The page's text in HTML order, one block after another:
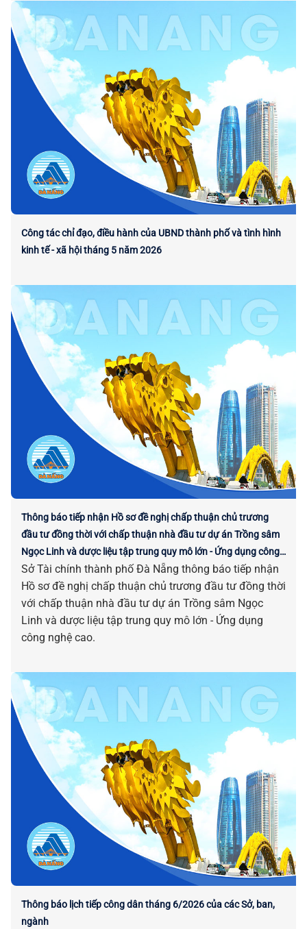
Công tác chỉ đạo, điều hành của UBND thành phố và tình hình
kinh tế - xã hội tháng 5 năm 2026
Thông báo tiếp nhận Hồ sơ đề nghị chấp thuận chủ trương
đầu tư đồng thời với chấp thuận nhà đầu tư dự án Trồng sâm
Ngọc Linh và dược liệu tập trung quy mô lớn - Ứng dụng công
nghệ cao
Sở Tài chính thành phố Đà Nẵng thông báo tiếp nhận
Hồ sơ đề nghị chấp thuận chủ trương đầu tư đồng thời
với chấp thuận nhà đầu tư dự án Trồng sâm Ngọc
Linh và dược liệu tập trung quy mô lớn - Ứng dụng
công nghệ cao.
Thông báo lịch tiếp công dân tháng 6/2026 của các Sở, ban,
ngành